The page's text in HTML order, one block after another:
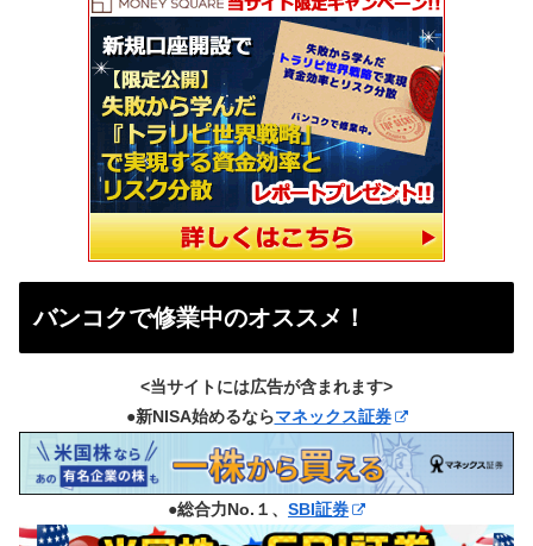
バンコクで修業中のオススメ！
<当サイトには広告が含まれます>
●新NISA始めるならマネックス証券
●総合力No.１、 SBI証券